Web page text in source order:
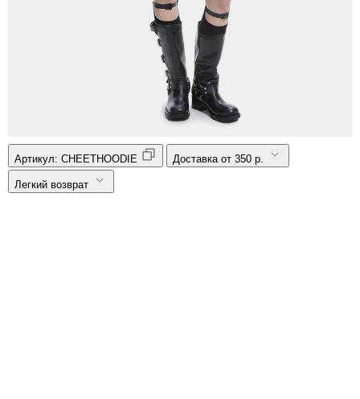
Артикул: CHEETHOODIE Доставка от 350 р.
Легкий возврат